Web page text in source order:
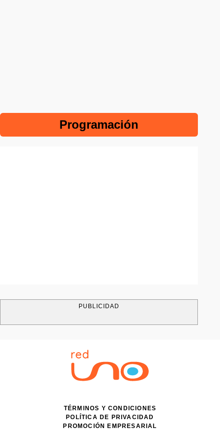
Programación
PUBLICIDAD
TÉRMINOS Y CONDICIONES
POLÍTICA DE PRIVACIDAD
PROMOCIÓN EMPRESARIAL